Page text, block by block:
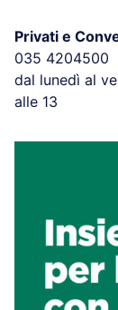
Privati e
035 4204500
dal lunedì al
alle 13